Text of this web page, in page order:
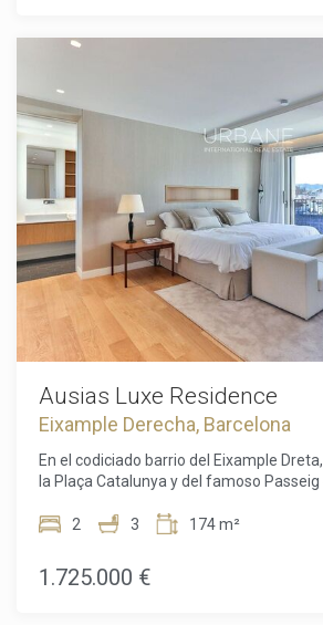
Los residentes pueden disfrutar de la
ubicación céntrica con servicios de lujo,
conserjería multilingüe disponible las 24
alto nivel, alquiler de bicicletas e incluso
virtual que responderá a sus solicitudes
texto en minutos.La propiedad cuenta
espacios comunes, desde un gimnasio
generación y un spa hasta un
la planta baja, promoviendo un estilo de
agradable. El edificio está equipado con
tecnologías para garantizar la máxima
manteniendo una fusión perfecta entre
tradición.Esta es una rara oportunidad
propiedad verdaderamente excepcional
Barcelona, donde lujo y comodidad se
los barrios más prestigiosos de la ciudad.
Ausias Luxe Residence
Eixample Derecha, Barcelona
En el codiciado barrio del Eixample
la Plaça Catalunya y del famoso Passeig
exclusiva de viviendas de alta gama,
ha sido bellamente restaurado,
fusión entre la arquitectura clásica y
2 3 174 m²
1.725.000 €